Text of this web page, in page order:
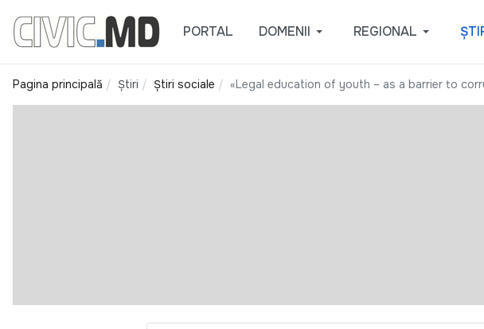
PORTAL DOMENII REGIONAL
Pagina principală Știri Știri sociale «Legal education of youth – as a barrier to